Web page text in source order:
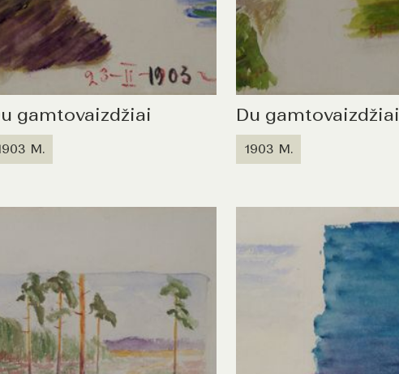
gamtovaizdžiai
M.
Du gamtovaizdžiai
1903 M.